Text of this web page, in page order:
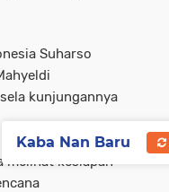
Suharso
kunjungannya
melihat kesiapan
Kaba Nan Baru